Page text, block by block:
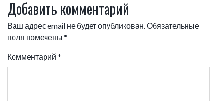
Добавить комментарий
Ваш адрес email не будет опубликован.Обязательные
поля помечены *
Комментарий *